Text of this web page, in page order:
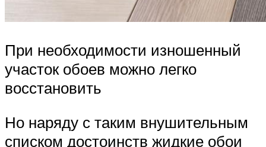
При необходимости изношенный
участок обоев можно легко
восстановить
Но наряду с таким внушительным
списком достоинств жидкие обои